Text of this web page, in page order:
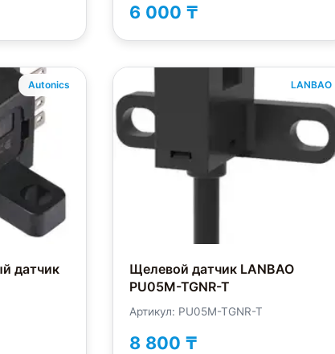
6 000 ₸
Autonics
датчик
LANBAO
Щелевой датчик LANBAO
PU05M-TGNR-T
Артикул: PU05M-TGNR-T
8 800 ₸